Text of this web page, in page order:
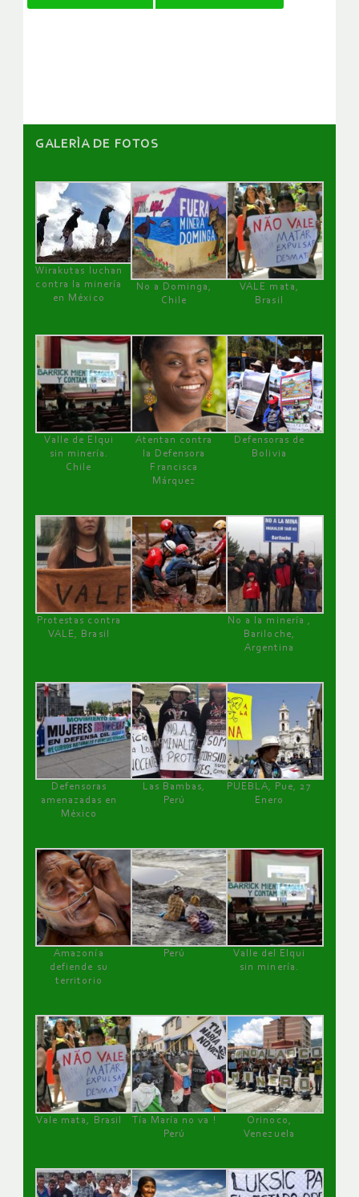
GALERÌA DE FOTOS
Wirakutas luchan
contra la minería
en México
No a Dominga,
Chile
VALE mata,
Brasil
Valle de Elqui
sin minería.
Chile
Atentan contra
la Defensora
Francisca
Márquez
Defensoras de
Bolivia
Protestas contra
VALE, Brasil
No a la minería ,
Bariloche,
Argentina
Defensoras
amenazadas en
México
Las Bambas,
Perú
PUEBLA, Pue, 27
Enero
Amazonía
defiende su
territorio
Perú
Valle del Elqui
sin minería.
Vale mata, Brasil
Tía María no va !
Perú
Orinoco,
Venezuela